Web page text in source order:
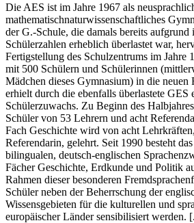
Die AES ist im Jahre 1967 als
mathematischnaturwissenschaftliches
der G.-Schule, die damals bereits aufgrund
Schülerzahlen erheblich überlastet war,
Fertigstellung des Schulzentrums im Jahre
mit 500 Schülern und Schülerinnen
Mädchen dieses Gymnasium) in die neuen
erhielt durch die ebenfalls überlastete GES
Schülerzuwachs. Zu Beginn des
Schüler von 53 Lehrern und acht
Fach Geschichte wird von acht
Referendarin, gelehrt. Seit 1990 besteht
bilingualen, deutsch-englischen
Fächer Geschichte, Erdkunde und Politik
Rahmen dieser besonderen
Schüler neben der Beherrschung der
Wissensgebieten für die kulturellen und
europäischer Länder sensibilisiert werden.